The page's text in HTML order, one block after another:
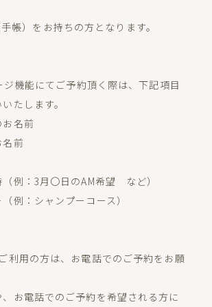
帳）をお持ちの方となります。
ジ機能にてご予約頂く際は、下記項目
たします。
名前
前
例：3月〇日のAM希望 など）
例：シャンプーコース）
利用の方は、お電話でのご予約をお願
、お電話でのご予約を希望される方に